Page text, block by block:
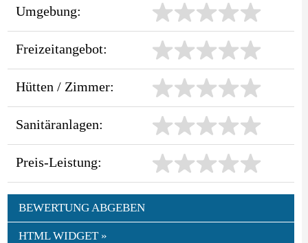
Umgebung:
Freizeitangebot:
Hütten / Zimmer:
Sanitäranlagen:
Preis-Leistung:
BEWERTUNG ABGEBEN
HTML WIDGET »